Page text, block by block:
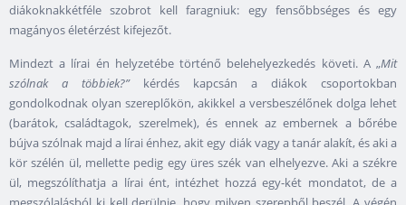
diákoknakkétféle szobrot kell faragniuk: egy fensőbbséges és egy
magányos életérzést kifejezőt.
Mindezt a lírai én helyzetébe történő belehelyezkedés követi. A „Mit
szólnak a többiek?” kérdés kapcsán a diákok csoportokban
gondolkodnak olyan szereplőkön, akikkel a versbeszélőnek dolga lehet
(barátok, családtagok, szerelmek), és ennek az embernek a bőrébe
bújva szólnak majd a lírai énhez, akit egy diák vagy a tanár alakít, és aki a
kör szélén ül, mellette pedig egy üres szék van elhelyezve. Aki a székre
ül, megszólíthatja a lírai ént, intézhet hozzá egy-két mondatot, de a